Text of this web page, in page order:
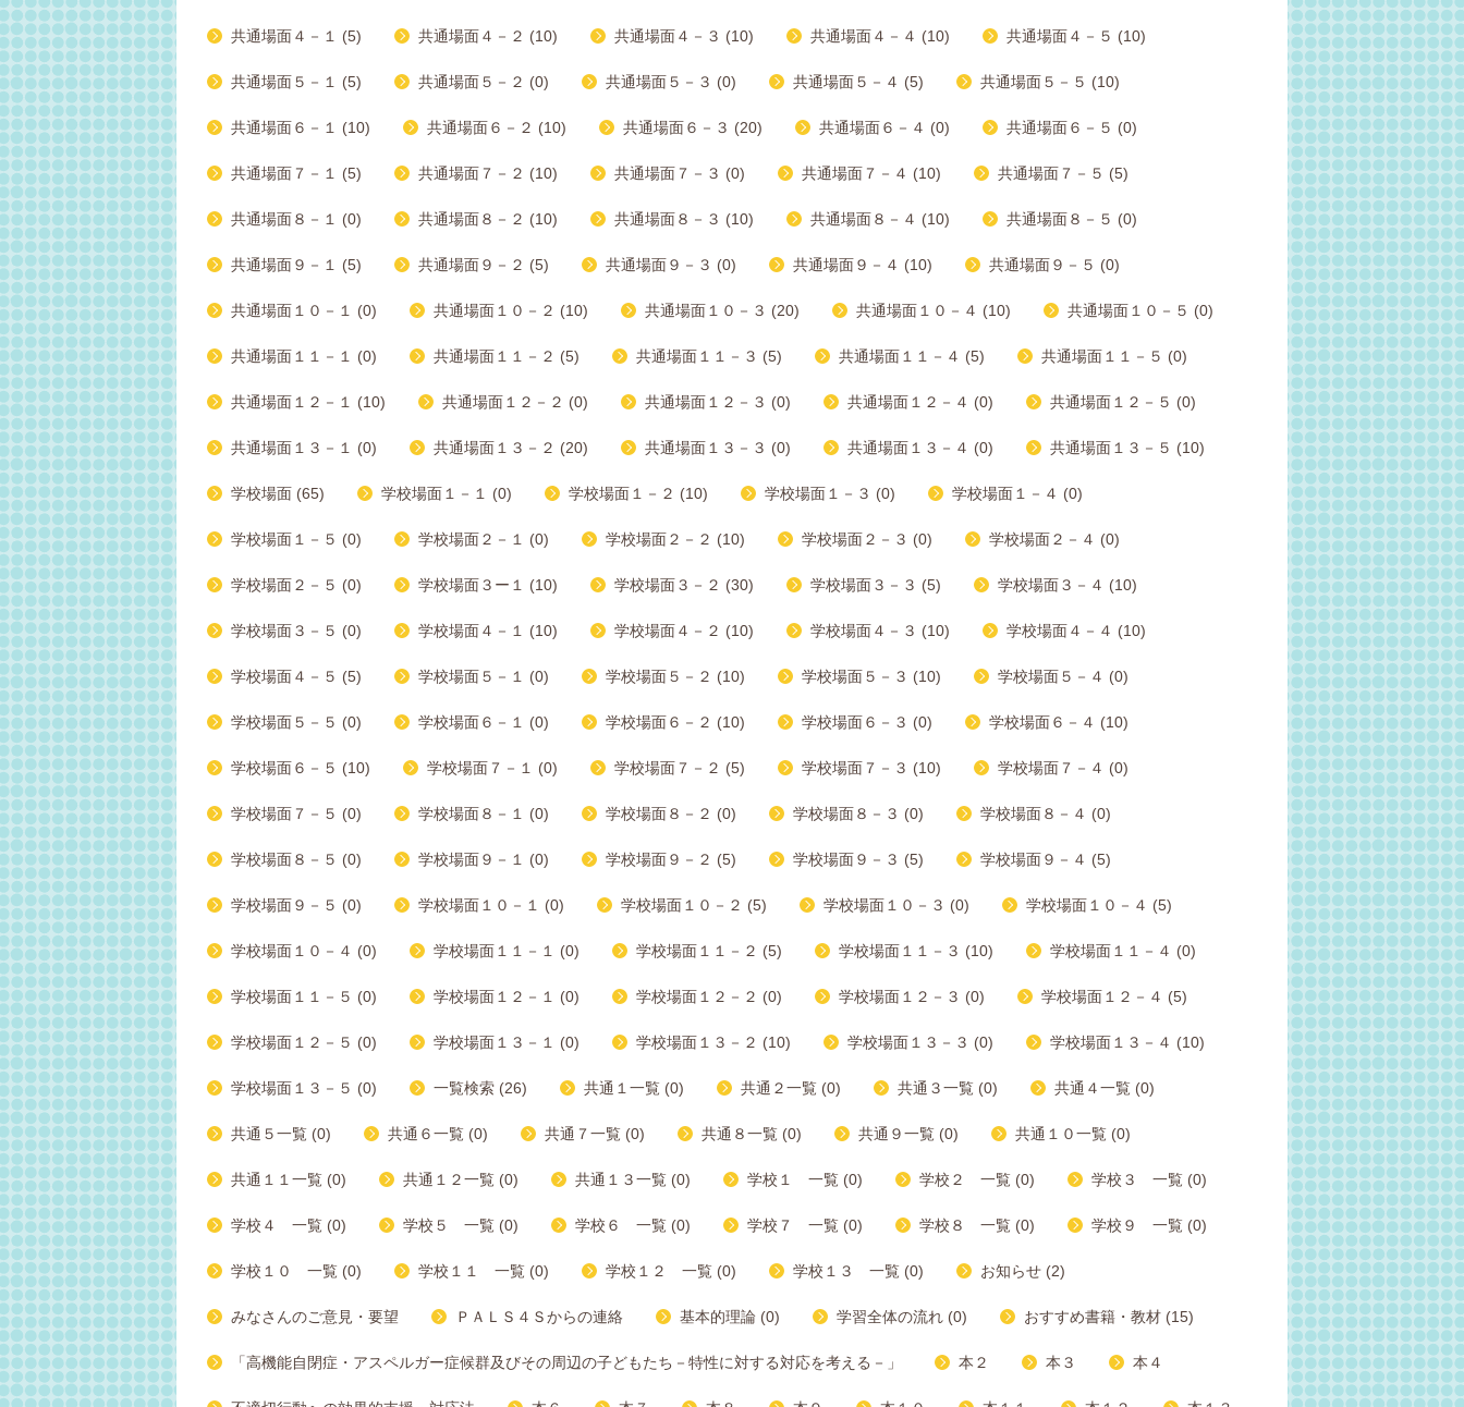
共通場面４－１ (5) 共通場面４－２ (10) 共通場面４－３ (10) 共通場面４－４ (10) 共通場面４－５ (10)
共通場面５－１ (5) 共通場面５－２ (0) 共通場面５－３ (0) 共通場面５－４ (5) 共通場面５－５ (10)
共通場面６－１ (10) 共通場面６－２ (10) 共通場面６－３ (20) 共通場面６－４ (0) 共通場面６－５ (0)
共通場面７－１ (5) 共通場面７－２ (10) 共通場面７－３ (0) 共通場面７－４ (10) 共通場面７－５ (5)
共通場面８－１ (0) 共通場面８－２ (10) 共通場面８－３ (10) 共通場面８－４ (10) 共通場面８－５ (0)
共通場面９－１ (5) 共通場面９－２ (5) 共通場面９－３ (0) 共通場面９－４ (10) 共通場面９－５ (0)
共通場面１０－１ (0) 共通場面１０－２ (10) 共通場面１０－３ (20) 共通場面１０－４ (10) 共通場面１０－５ (0)
共通場面１１－１ (0) 共通場面１１－２ (5) 共通場面１１－３ (5) 共通場面１１－４ (5) 共通場面１１－５ (0)
共通場面１２－１ (10) 共通場面１２－２ (0) 共通場面１２－３ (0) 共通場面１２－４ (0) 共通場面１２－５ (0)
共通場面１３－１ (0) 共通場面１３－２ (20) 共通場面１３－３ (0) 共通場面１３－４ (0) 共通場面１３－５ (10)
学校場面 (65) 学校場面１－１ (0) 学校場面１－２ (10) 学校場面１－３ (0) 学校場面１－４ (0)
学校場面１－５ (0) 学校場面２－１ (0) 学校場面２－２ (10) 学校場面２－３ (0) 学校場面２－４ (0)
学校場面２－５ (0) 学校場面３ー１ (10) 学校場面３－２ (30) 学校場面３－３ (5) 学校場面３－４ (10)
学校場面３－５ (0) 学校場面４－１ (10) 学校場面４－２ (10) 学校場面４－３ (10) 学校場面４－４ (10)
学校場面４－５ (5) 学校場面５－１ (0) 学校場面５－２ (10) 学校場面５－３ (10) 学校場面５－４ (0)
学校場面５－５ (0) 学校場面６－１ (0) 学校場面６－２ (10) 学校場面６－３ (0) 学校場面６－４ (10)
学校場面６－５ (10) 学校場面７－１ (0) 学校場面７－２ (5) 学校場面７－３ (10) 学校場面７－４ (0)
学校場面７－５ (0) 学校場面８－１ (0) 学校場面８－２ (0) 学校場面８－３ (0) 学校場面８－４ (0)
学校場面８－５ (0) 学校場面９－１ (0) 学校場面９－２ (5) 学校場面９－３ (5) 学校場面９－４ (5)
学校場面９－５ (0) 学校場面１０－１ (0) 学校場面１０－２ (5) 学校場面１０－３ (0) 学校場面１０－４ (5)
学校場面１０－４ (0) 学校場面１１－１ (0) 学校場面１１－２ (5) 学校場面１１－３ (10) 学校場面１１－４ (0)
学校場面１１－５ (0) 学校場面１２－１ (0) 学校場面１２－２ (0) 学校場面１２－３ (0) 学校場面１２－４ (5)
学校場面１２－５ (0) 学校場面１３－１ (0) 学校場面１３－２ (10) 学校場面１３－３ (0) 学校場面１３－４ (10)
学校場面１３－５ (0) 一覧検索 (26) 共通１一覧 (0) 共通２一覧 (0) 共通３一覧 (0) 共通４一覧 (0)
共通５一覧 (0) 共通６一覧 (0) 共通７一覧 (0) 共通８一覧 (0) 共通９一覧 (0) 共通１０一覧 (0)
共通１１一覧 (0) 共通１２一覧 (0) 共通１３一覧 (0) 学校１ 一覧 (0) 学校２ 一覧 (0) 学校３ 一覧 (0)
学校４ 一覧 (0) 学校５ 一覧 (0) 学校６ 一覧 (0) 学校７ 一覧 (0) 学校８ 一覧 (0) 学校９ 一覧 (0)
学校１０ 一覧 (0) 学校１１ 一覧 (0) 学校１２ 一覧 (0) 学校１３ 一覧 (0) お知らせ (2)
みなさんのご意見・要望 ＰＡＬＳ４Ｓからの連絡 基本的理論 (0) 学習全体の流れ (0) おすすめ書籍・教材 (15)
「高機能自閉症・アスペルガー症候群及びその周辺の子どもたち－特性に対する対応を考える－」 本２ 本３ 本４